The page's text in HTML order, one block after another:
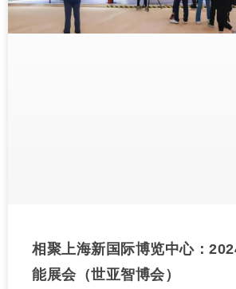
相聚上海新国际博览中心：
能展会（世亚智博会）